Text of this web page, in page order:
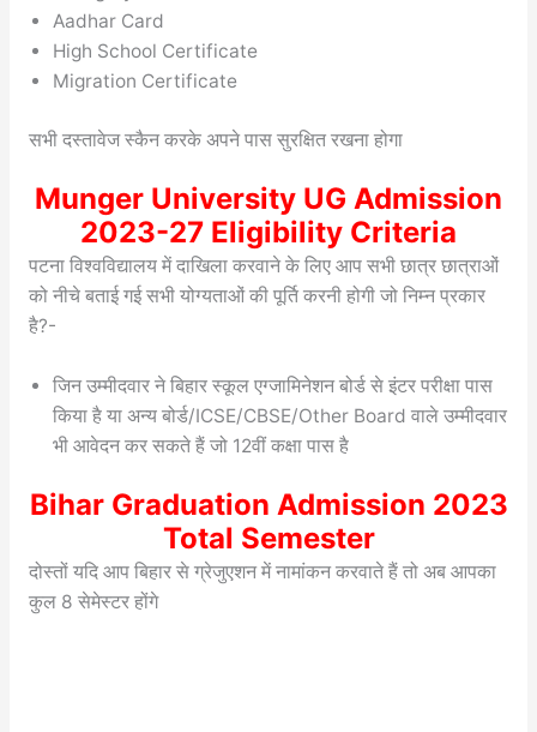
Aadhar Card
High School Certificate
Migration Certificate
सभी दस्तावेज स्कैन करके अपने पास सुरक्षित रखना होगा
Munger University UG Admission
2023-27 Eligibility Criteria
पटना विश्वविद्यालय में दाखिला करवाने के लिए आप सभी छात्र छात्राओं
को नीचे बताई गई सभी योग्यताओं की पूर्ति करनी होगी जो निम्न प्रकार
है?-
जिन उम्मीदवार ने बिहार स्कूल एग्जामिनेशन बोर्ड से इंटर परीक्षा पास
किया है या अन्य बोर्ड/ICSE/CBSE/Other Board वाले उम्मीदवार
भी आवेदन कर सकते हैं जो 12वीं कक्षा पास है
Bihar Graduation Admission 2023
Total Semester
दोस्तों यदि आप बिहार से ग्रेजुएशन में नामांकन करवाते हैं तो अब आपका
कुल 8 सेमेस्टर होंगे